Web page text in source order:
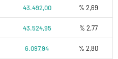
43.492,00 % 2,69
43.524,95
% 2,77
6.097,94
% 2,80